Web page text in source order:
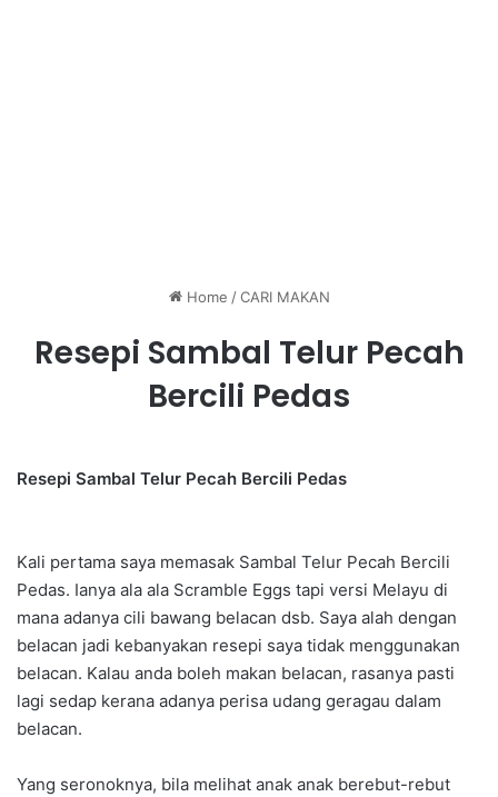
Home / CARI MAKAN
Resepi Sambal Telur Pecah
Bercili Pedas
Resepi Sambal Telur Pecah Bercili Pedas
Kali pertama saya memasak Sambal Telur Pecah Bercili
Pedas. Ianya ala ala Scramble Eggs tapi versi Melayu di
mana adanya cili bawang belacan dsb. Saya alah dengan
belacan jadi kebanyakan resepi saya tidak menggunakan
belacan. Kalau anda boleh makan belacan, rasanya pasti
lagi sedap kerana adanya perisa udang geragau dalam
belacan.
Yang seronoknya, bila melihat anak anak berebut-rebut